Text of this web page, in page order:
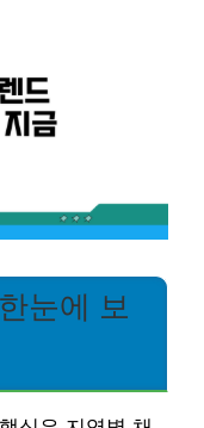
눈에 보